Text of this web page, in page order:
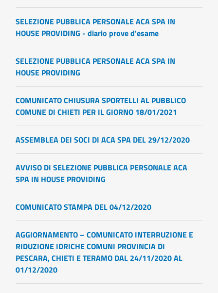
SELEZIONE PUBBLICA PERSONALE ACA SPA IN
HOUSE PROVIDING - diario prove d'esame
SELEZIONE PUBBLICA PERSONALE ACA SPA IN
HOUSE PROVIDING
COMUNICATO CHIUSURA SPORTELLI AL PUBBLICO
COMUNE DI CHIETI PER IL GIORNO 18/01/2021
ASSEMBLEA DEI SOCI DI ACA SPA DEL 29/12/2020
AVVISO DI SELEZIONE PUBBLICA PERSONALE ACA
SPA IN HOUSE PROVIDING
COMUNICATO STAMPA DEL 04/12/2020
AGGIORNAMENTO – COMUNICATO INTERRUZIONE E
RIDUZIONE IDRICHE COMUNI PROVINCIA DI
PESCARA, CHIETI E TERAMO DAL 24/11/2020 AL
01/12/2020